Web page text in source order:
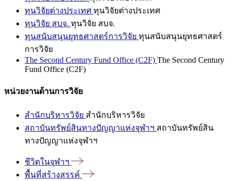
ทุนวิจัยต่างประเทศ ทุนวิจัยต่างประเทศ
ทุนวิจัย สบจ. ทุนวิจัย สบจ.
ทุนสนับสนุนยุทธศาสตร์การวิจัย ทุนสนับสนุนยุทธศาสตร์
การวิจัย
The Second Century Fund Office (C2F) The Second Century
Fund Office (C2F)
หน่วยงานด้านการวิจัย
สำนักบริหารวิจัย สำนักบริหารวิจัย
สถาบันทรัพย์สินทางปัญญาแห่งจุฬาฯ สถาบันทรัพย์สิน
ทางปัญญาแห่งจุฬาฯ
ชีวิตในจุฬาฯ
พื้นที่สร้างสรรค์